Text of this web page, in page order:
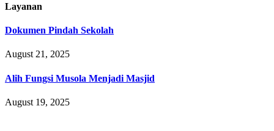
Layanan
Dokumen Pindah Sekolah
August 21, 2025
Alih Fungsi Musola Menjadi Masjid
August 19, 2025